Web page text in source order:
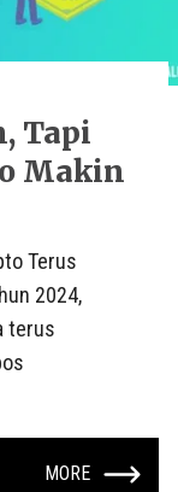
Tapi
Makin
Terus
2024,
terus
MORE